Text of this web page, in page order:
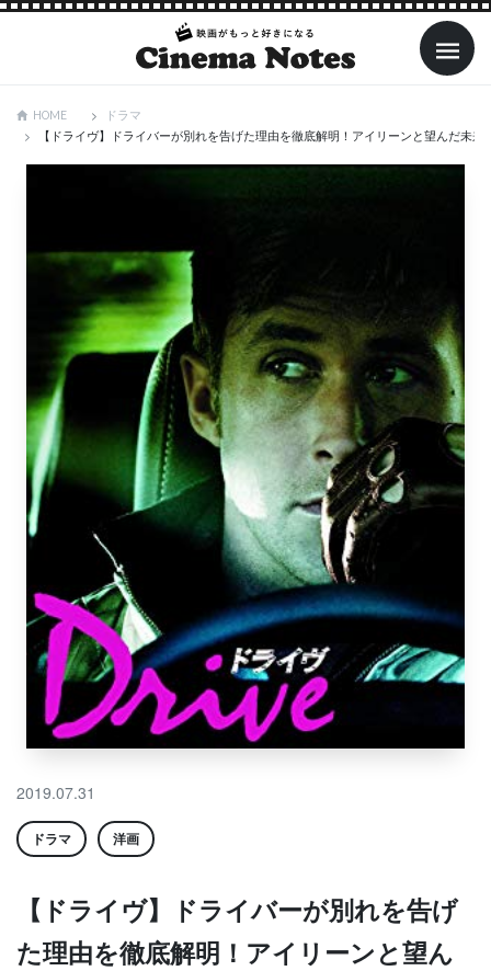
HOME
ドラマ
【ドライヴ】ドライバーが別れを告げた理由を徹底解明！アイリーンと望んだ未
2019.07.31
ドラマ 洋画
【ドライヴ】ドライバーが別れを告げ
た理由を徹底解明！アイリーンと望ん